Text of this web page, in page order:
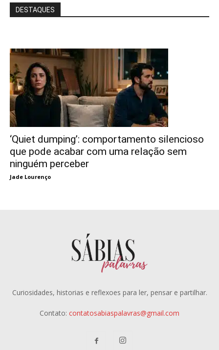
DESTAQUES
‘Quiet dumping’: comportamento silencioso
que pode acabar com uma relação sem
ninguém perceber
Jade Lourenço
Curiosidades, historias e reflexoes para ler, pensar e partilhar.
Contato: contatosabiaspalavras@gmail.com